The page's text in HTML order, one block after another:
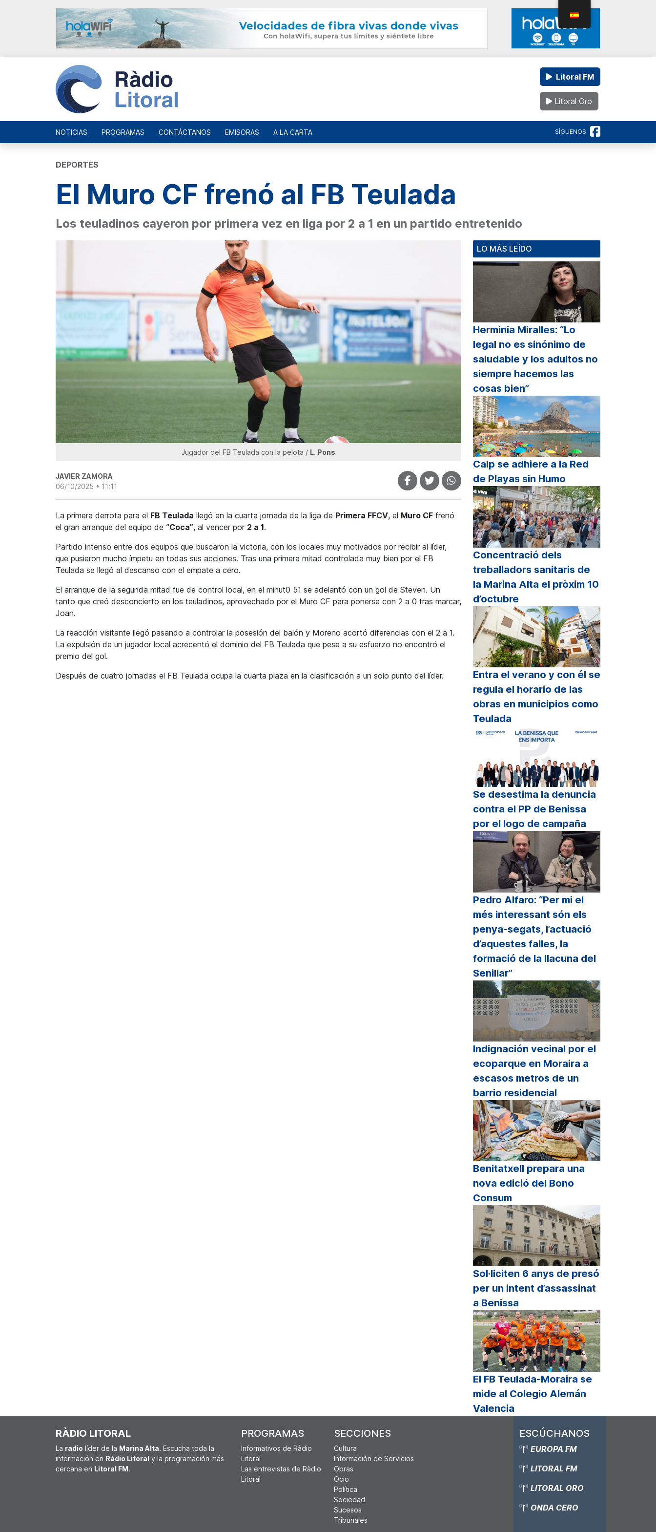
Litoral FM
Litoral Oro
NOTICIAS PROGRAMAS CONTÁCTANOS EMISORAS A LA CARTA SÍGUENOS
DEPORTES
El Muro CF frenó al FB Teulada
Los teuladinos cayeron por primera vez en liga por 2 a 1 en un partido entretenido
Jugador del FB Teulada con la pelota / L. Pons
JAVIER ZAMORA
06/10/2025 • 11:11
La primera derrota para el FB Teulada llegó en la cuarta jornada de la liga de Primera FFCV, el Muro CF frenó
el gran arranque del equipo de “Coca”, al vencer por 2 a 1.
Partido intenso entre dos equipos que buscaron la victoria, con los locales muy motivados por recibir al líder,
que pusieron mucho ímpetu en todas sus acciones. Tras una primera mitad controlada muy bien por el FB
Teulada se llegó al descanso con el empate a cero.
El arranque de la segunda mitad fue de control local, en el minut0 51 se adelantó con un gol de Steven. Un
tanto que creó desconcierto en los teuladinos, aprovechado por el Muro CF para ponerse con 2 a 0 tras marcar,
Joan.
La reacción visitante llegó pasando a controlar la posesión del balón y Moreno acortó diferencias con el 2 a 1.
La expulsión de un jugador local acrecentó el dominio del FB Teulada que pese a su esfuerzo no encontró el
premio del gol.
Después de cuatro jornadas el FB Teulada ocupa la cuarta plaza en la clasificación a un solo punto del líder.
LO MÁS LEÍDO
Herminia Miralles: “Lo
legal no es sinónimo de
saludable y los adultos no
siempre hacemos las
cosas bien”
Calp se adhiere a la Red
de Playas sin Humo
Concentració dels
treballadors sanitaris de
la Marina Alta el pròxim 10
d’octubre
Entra el verano y con él se
regula el horario de las
obras en municipios como
Teulada
Se desestima la denuncia
contra el PP de Benissa
por el logo de campaña
Pedro Alfaro: “Per mi el
més interessant són els
penya-segats, l’actuació
d’aquestes falles, la
formació de la llacuna del
Senillar”
Indignación vecinal por el
ecoparque en Moraira a
escasos metros de un
barrio residencial
Benitatxell prepara una
nova edició del Bono
Consum
Sol·liciten 6 anys de presó
per un intent d’assassinat
a Benissa
El FB Teulada-Moraira se
mide al Colegio Alemán
Valencia
RÀDIO LITORAL
La radio líder de la Marina Alta. Escucha toda la
información en Ràdio Litoral y la programación más
cercana en Litoral FM.
PROGRAMAS
Informativos de Ràdio
Litoral
Las entrevistas de Ràdio
Litoral
SECCIONES
Cultura
Información de Servicios
Obras
Ocio
Política
Sociedad
Sucesos
Tribunales
ESCÚCHANOS
EUROPA FM
LITORAL FM
LITORAL ORO
ONDA CERO